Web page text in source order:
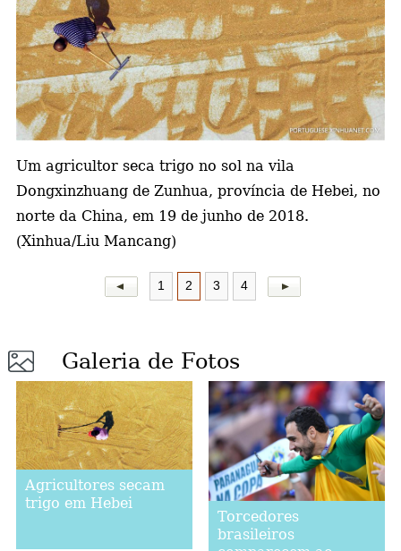
Um agricultor seca trigo no sol na vila
Dongxinzhuang de Zunhua, província de Hebei, no
norte da China, em 19 de junho de 2018.
(Xinhua/Liu Mancang)
1 2 3 4
Galeria de Fotos
Agricultores secam
trigo em Hebei
Torcedores
brasileiros